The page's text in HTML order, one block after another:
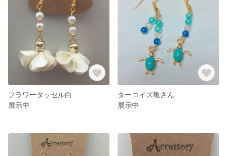
フラワータッセル白
展示中
ターコイズ亀さん
展示中